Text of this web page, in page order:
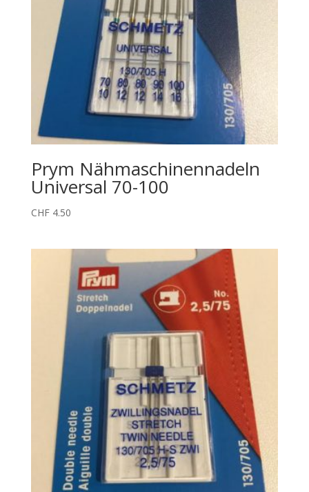
Prym Nähmaschinennadeln
Universal 70-100
CHF4.50